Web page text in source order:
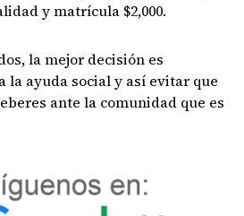
y matrícula $2,000.
la mejor decisión es
la ayuda social y así evitar que
ante la comunidad que es